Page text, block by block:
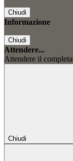
Chiudi
Informazione
Chiudi
Attendere...
Attendere il
Chiudi